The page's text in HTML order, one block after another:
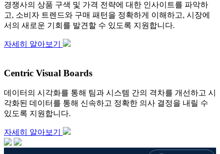
경쟁사의 상품 구색 및 가격 전략에 대한 인사이트를 파악하
고, 소비자 트렌드와 구매 패턴을 정확하게 이해하고, 시장에
서의 새로운 기회를 발견할 수 있도록 지원합니다.
자세히 알아보기
Centric Visual Boards
데이터의 시각화를 통해 팀과 시스템 간의 격차를 개선하고 시
각화된 데이터를 통해 신속하고 정확한 의사 결정을 내릴 수
있도록 지원합니다.
자세히 알아보기